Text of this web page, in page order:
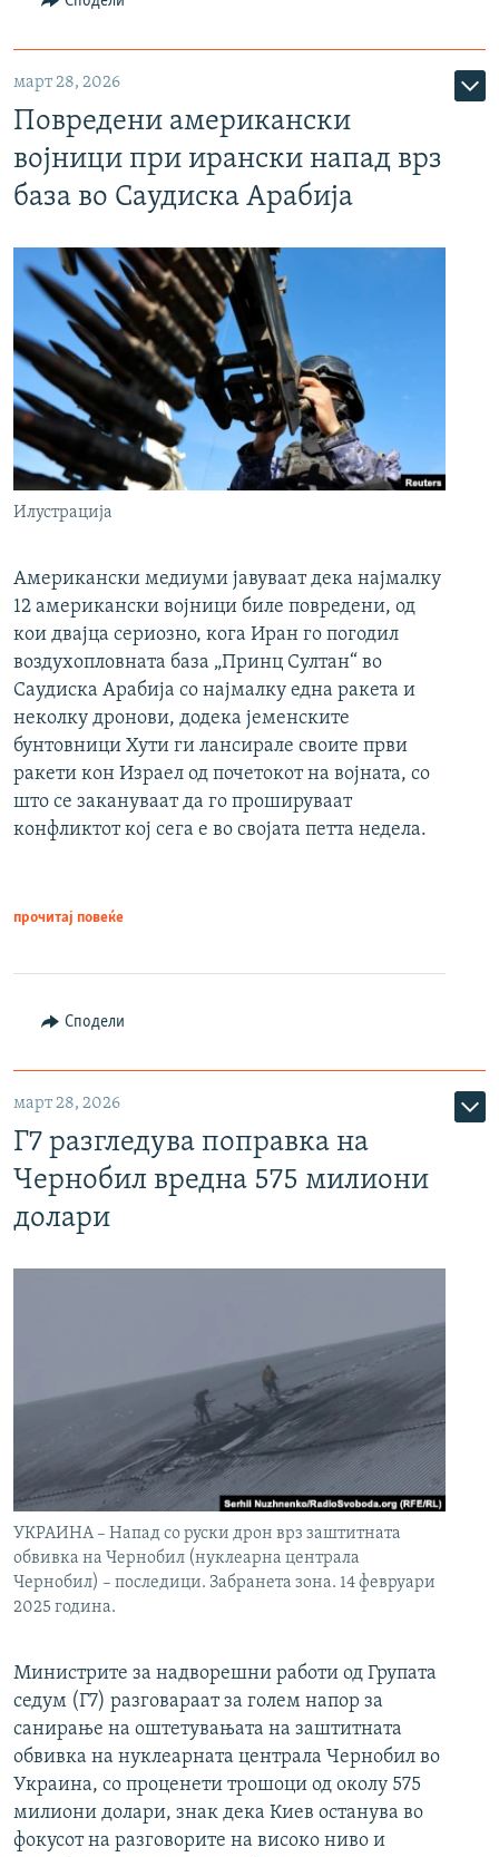
март 28, 2026
Повредени американски
војници при ирански напад врз
база во Саудиска Арабија
Илустрација
Американски медиуми јавуваат дека најмалку
12 американски војници биле повредени, од
кои двајца сериозно, кога Иран го погодил
воздухопловната база „Принц Султан“ во
Саудиска Арабија со најмалку една ракета и
неколку дронови, додека јеменските
бунтовници Хути ги лансирале своите први
ракети кон Израел од почетокот на војната, со
што се закануваат да го прошируваат
конфликтот кој сега е во својата петта недела.
прочитај повеќе
Сподели
март 28, 2026
Г7 разгледува поправка на
Чернобил вредна 575 милиони
долари
УКРАИНА – Напад со руски дрон врз заштитната
обвивка на Чернобил (нуклеарна централа
Чернобил) – последици. Забранета зона. 14 февруари
2025 година.
Министрите за надворешни работи од Групата
седум (Г7) разговараат за голем напор за
санирање на оштетувањата на заштитната
обвивка на нуклеарната централа Чернобил во
Украина, со проценети трошоци од околу 575
милиони долари, знак дека Киев останува во
фокусот на разговорите на високо ниво и